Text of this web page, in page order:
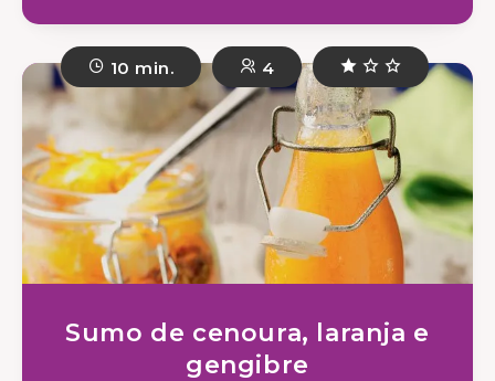
10 min. 4
Sumo de cenoura, laranja e
gengibre